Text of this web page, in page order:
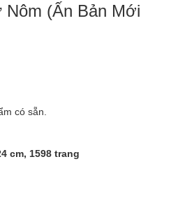
(Ấn Bản Mới
có sẵn.
cm, 1598 trang